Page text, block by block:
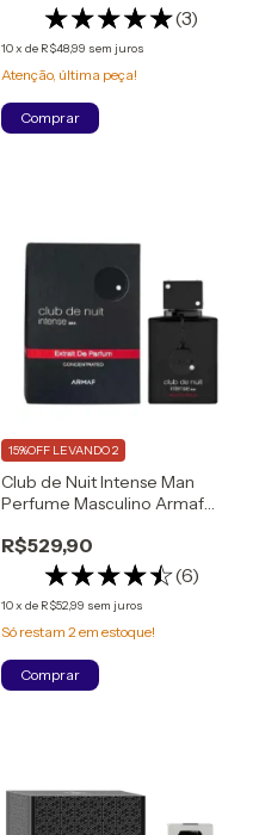
(3)
10x de R$48,99 sem juros
Atenção, última peça!
Comprar
Club de Nuit Intense Man
Perfume Masculino Armaf
R$529,90
(6)
10x de R$52,99 sem juros
15%OFF LEVANDO 2
Só restam 2em estoque!
Comprar